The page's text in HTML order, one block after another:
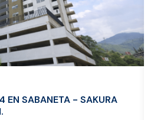
AVALÚO AHORA
EN SABANETA - SAKURA